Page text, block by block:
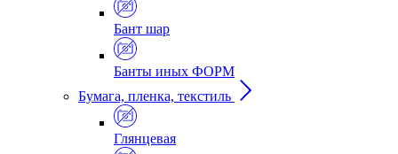
Бант шар
Банты иных ФОРМ
Бумага, пленка, текстиль
Глянцевая